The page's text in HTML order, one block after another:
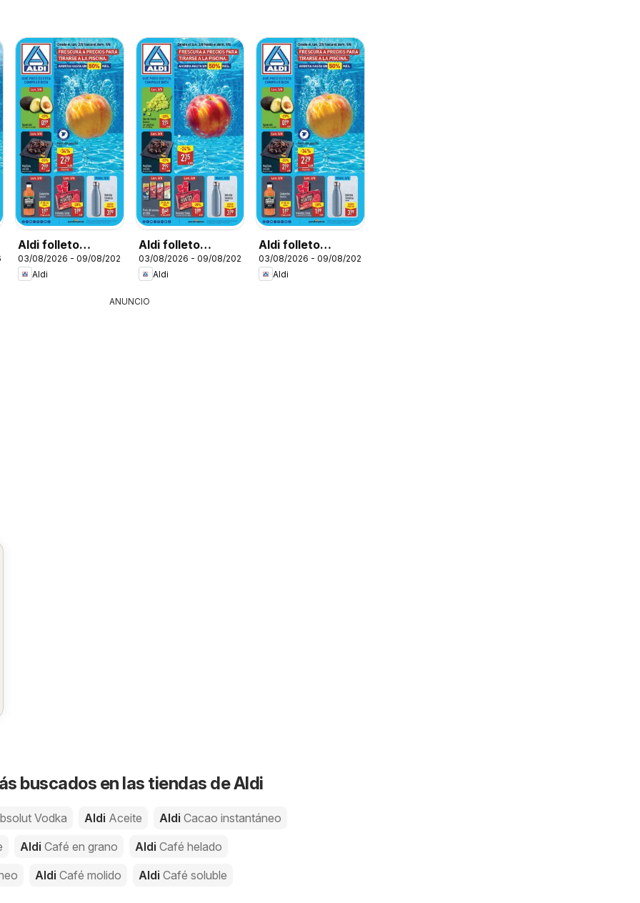
Aldi folleto
Península
03/08/2026 - 09/08/2026
Aldi
Aldi folleto
Canarias
03/08/2026 - 09/08/2026
Aldi
Aldi folleto
Baleares
03/08/2026 - 09/08/2026
Aldi
ANUNCIO
buscados en las tiendas de Aldi
Vodka Aldi Aceite Aldi Cacao instantáneo
Aldi Café en grano Aldi Café helado
Aldi Café molido Aldi Café soluble